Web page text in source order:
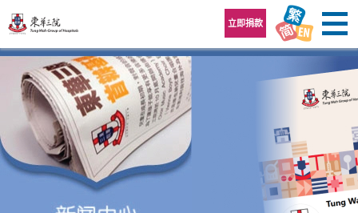
立即捐款